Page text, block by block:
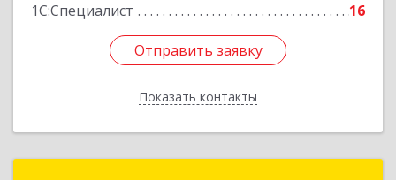
1С:Специалист
16
Отправить заявку
Показать контакты
Отправить заявку
Назад